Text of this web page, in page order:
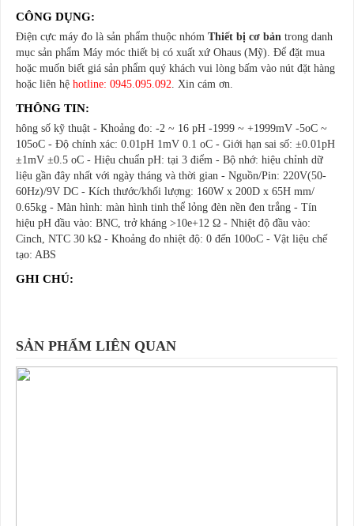
CÔNG DỤNG:
Điện cực máy đo là sản phẩm thuộc nhóm Thiết bị cơ bản trong danh
mục sản phẩm Máy móc thiết bị có xuất xứ Ohaus (Mỹ). Để đặt mua
hoặc muốn biết giá sản phẩm quý khách vui lòng bấm vào nút đặt hàng
hoặc liên hệ hotline: 0945.095.092. Xin cám ơn.
THÔNG TIN:
hông số kỹ thuật - Khoảng đo: -2 ~ 16 pH -1999 ~ +1999mV -5oC ~
105oC - Độ chính xác: 0.01pH 1mV 0.1 oC - Giới hạn sai số: ±0.01pH
±1mV ±0.5 oC - Hiệu chuẩn pH: tại 3 điểm - Bộ nhớ: hiệu chỉnh dữ
liệu gần đây nhất với ngày tháng và thời gian - Nguồn/Pin: 220V(50-
60Hz)/9V DC - Kích thước/khối lượng: 160W x 200D x 65H mm/
0.65kg - Màn hình: màn hình tinh thể lỏng đèn nền đen trắng - Tín
hiệu pH đầu vào: BNC, trở kháng >10e+12 Ω - Nhiệt độ đầu vào:
Cinch, NTC 30 kΩ - Khoảng đo nhiệt độ: 0 đến 100oC - Vật liệu chế
tạo: ABS
GHI CHÚ:
SẢN PHẨM LIÊN QUAN